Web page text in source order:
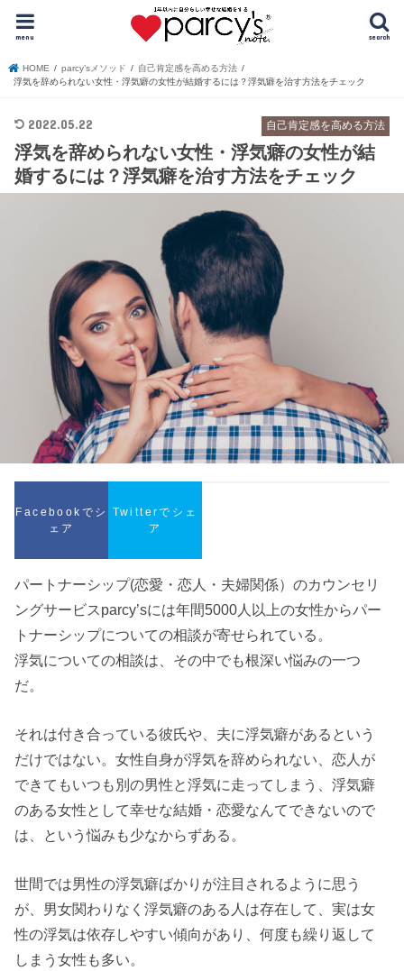
search
menu
HOME parcy’sメソッド
自己肯定感を高める方法
浮気を辞められない女性・浮気癖の女性が結婚するには？浮気癖を治す方法をチェック
自己肯定感を高める方法
2022.05.22
浮気を辞められない女性・浮気癖の女性が結
婚するには？浮気癖を治す方法をチェック
Facebookでシ
ェア
Twitterでシェ
ア
パートナーシップ(恋愛・恋人・夫婦関係）のカウンセリ
ングサービスparcy’sには年間5000人以上の女性からパー
トナーシップについての相談が寄せられている。
浮気についての相談は、その中でも根深い悩みの一つ
だ。
それは付き合っている彼氏や、夫に浮気癖があるという
だけではない。女性自身が浮気を辞められない、恋人が
できてもいつも別の男性と浮気に走ってしまう、浮気癖
のある女性として幸せな結婚・恋愛なんてできないので
は、という悩みも少なからずある。
世間では男性の浮気癖ばかりが注目されるように思う
が、男女関わりなく浮気癖のある人は存在して、実は女
性の浮気は依存しやすい傾向があり、何度も繰り返して
しまう女性も多い。